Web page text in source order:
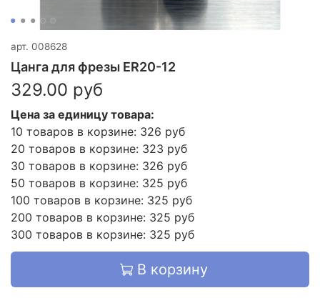
арт. 008628
Цанга для фрезы ER20-12
329.00 руб
Цена за единицу товара:
10 товаров в корзине: 326 руб
20 товаров в корзине: 323 руб
30 товаров в корзине: 326 руб
50 товаров в корзине: 325 руб
100 товаров в корзине: 325 руб
200 товаров в корзине: 325 руб
300 товаров в корзине: 325 руб
В корзину